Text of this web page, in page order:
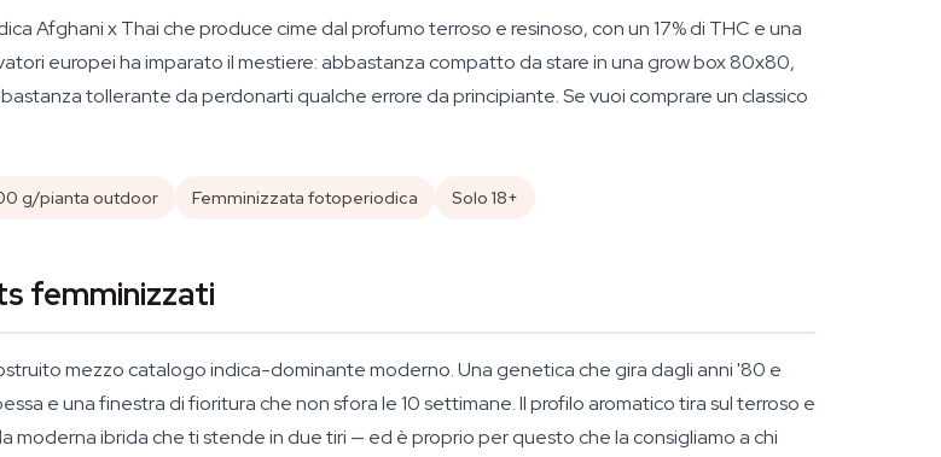
Afghani x Thai che produce cime dal profumo terroso e resinoso, con un 17% di THC e una
europei ha imparato il mestiere: abbastanza compatto da stare in una grow box 80x80,
tollerante da perdonarti qualche errore da principiante. Se vuoi comprare un classico
g/pianta outdoor Femminizzata fotoperiodica Solo 18+
femminizzati
mezzo catalogo indica-dominante moderno. Una genetica che gira dagli anni '80 e
e una finestra di fioritura che non sfora le 10 settimane. Il profilo aromatico tira sul terroso e
moderna ibrida che ti stende in due tiri — ed è proprio per questo che la consigliamo a chi